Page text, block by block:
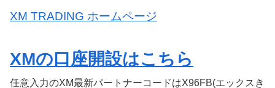
XM TRADING ホームページ
XMの口座開設はこちら
任意入力のXM最新パートナーコードはX96FB(エックスき